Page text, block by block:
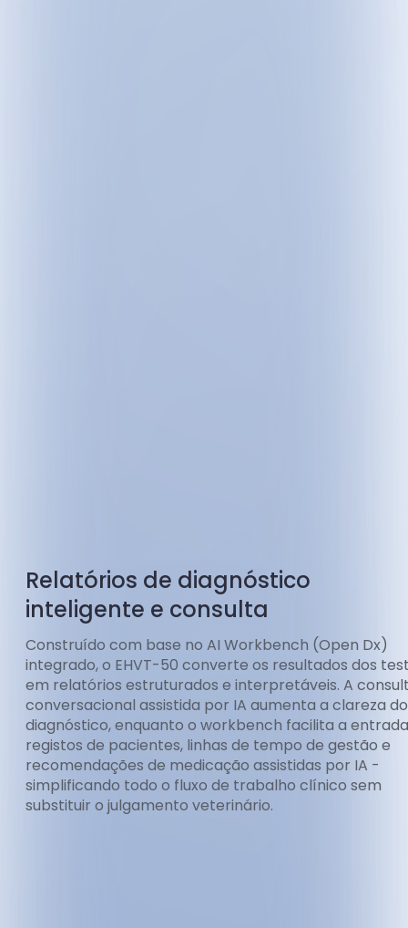
Relatórios de diagnóstico
inteligente e consulta
Construído com base no AI Workbench (Open Dx)
integrado, o EHVT-50 converte os resultados dos
em relatórios estruturados e interpretáveis. A
conversacional assistida por IA aumenta a clareza do
diagnóstico, enquanto o workbench facilita a
registos de pacientes, linhas de tempo de gestão e
recomendações de medicação assistidas por IA -
simplificando todo o fluxo de trabalho clínico sem
substituir o julgamento veterinário.